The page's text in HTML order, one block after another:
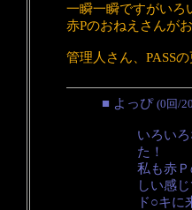
一瞬一瞬ですがいろ
赤Pのおねえさんが
管理人さん、PASS
■ よっぴ (0回/
いろい
た！
私も赤
しい感
ド○キに